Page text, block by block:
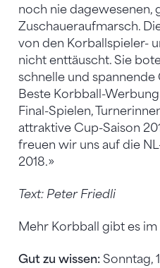
noch nie dagewesenen,
Zuschaueraufmarsch.
von den Korballspieler-
nicht enttäuscht. Sie
schnelle und
Beste Korbball-
Final-Spielen,
attraktive Cup-Saison
freuen wir uns auf die
2018.»
Text: Peter Friedli
Mehr Korbball gibt es im
Gut zu wissen: Sonntag,